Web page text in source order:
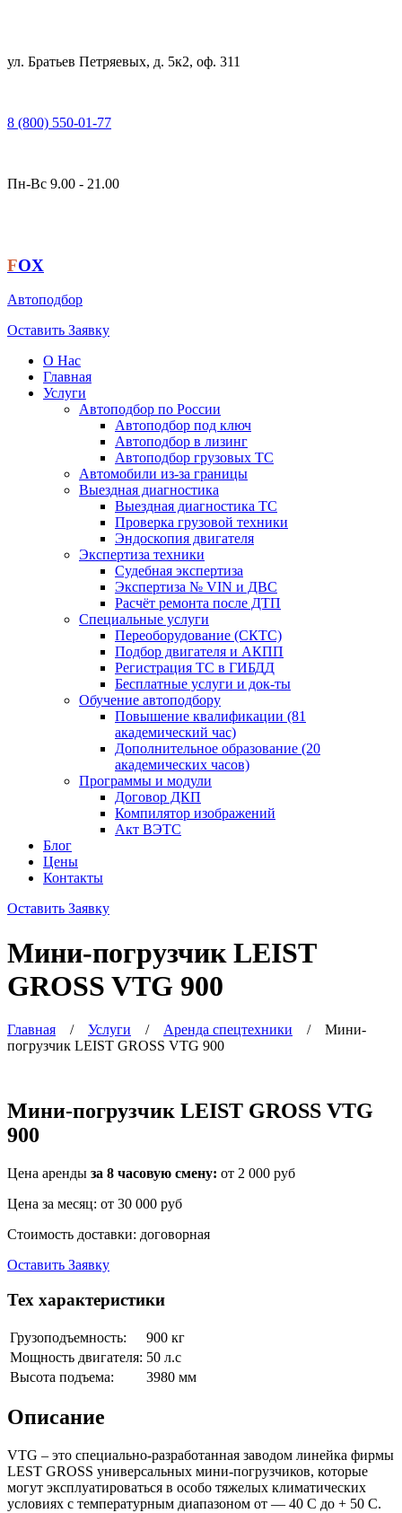
ул. Братьев Петряевых, д. 5к2, оф. 311
8 (800) 550-01-77
Пн-Вс 9.00 - 21.00
FOX
Автоподбор
Оставить Заявку
О Нас
Главная
Услуги
Автоподбор по России
Автоподбор под ключ
Автоподбор в лизинг
Автоподбор грузовых ТС
Автомобили из-за границы
Выездная диагностика
Выездная диагностика ТС
Проверка грузовой техники
Эндоскопия двигателя
Экспертиза техники
Судебная экспертиза
Экспертиза № VIN и ДВС
Расчёт ремонта после ДТП
Специальные услуги
Переоборудование (СКТС)
Подбор двигателя и АКПП
Регистрация ТС в ГИБДД
Бесплатные услуги и док-ты
Обучение автоподбору
Повышение квалификации (81
академический час)
Дополнительное образование (20
академических часов)
Программы и модули
Договор ДКП
Компилятор изображений
Акт ВЭТС
Блог
Цены
Контакты
Оставить Заявку
Мини-погрузчик LEIST
GROSS VTG 900
Главная / Услуги / Аренда спецтехники / Мини-
погрузчик LEIST GROSS VTG 900
Мини-погрузчик LEIST GROSS VTG
900
Цена аренды за 8 часовую смену: от 2 000 руб
Цена за месяц: от 30 000 руб
Стоимость доставки: договорная
Оставить Заявку
Тех характеристики
Грузоподъемность:
900 кг
Мощность двигателя: 50 л.с
Высота подъема:
3980 мм
Описание
VTG – это специально-разработанная заводом линейка фирмы
LEST GROSS универсальных мини-погрузчиков, которые
могут эксплуатироваться в особо тяжелых климатических
условиях с температурным диапазоном от — 40 С до + 50 С.